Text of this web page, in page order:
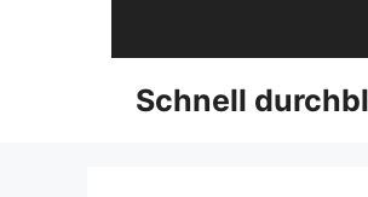
Schnell